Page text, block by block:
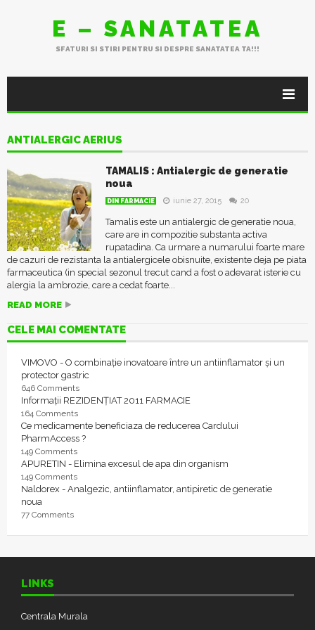
E – SANATATEA
SFATURI SI STIRI PENTRU SI DESPRE SANATATEA TA!!!
ANTIALERGIC AERIUS
TAMALIS : Antialergic de generatie
noua
DIN FARMACIE iunie 27, 2015 20
Tamalis este un antialergic de generatie noua,
care are in compozitie substanta activa
rupatadina. Ca urmare a numarului foarte mare
de cazuri de rezistanta la antialergicele obisnuite, existente deja pe piata
farmaceutica (in special sezonul trecut cand a fost o adevarat isterie cu
alergia la ambrozie, care a cedat foarte...
READ MORE
CELE MAI COMENTATE
VIMOVO - O combinație inovatoare între un antiinflamator și un
protector gastric
646 Comments
Informații REZIDENȚIAT 2011 FARMACIE
164 Comments
Ce medicamente beneficiaza de reducerea Cardului
PharmAccess ?
149 Comments
APURETIN - Elimina excesul de apa din organism
149 Comments
Naldorex - Analgezic, antiinflamator, antipiretic de generatie
noua
77 Comments
LINKS
Centrala Murala